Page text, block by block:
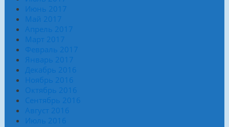
Июнь 2017
Май 2017
Апрель 2017
Март 2017
Февраль 2017
Январь 2017
Декабрь 2016
Ноябрь 2016
Октябрь 2016
Сентябрь 2016
Август 2016
Июль 2016